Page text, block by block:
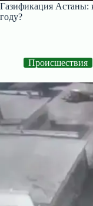
Газификация Астаны:
году?
Происшествия